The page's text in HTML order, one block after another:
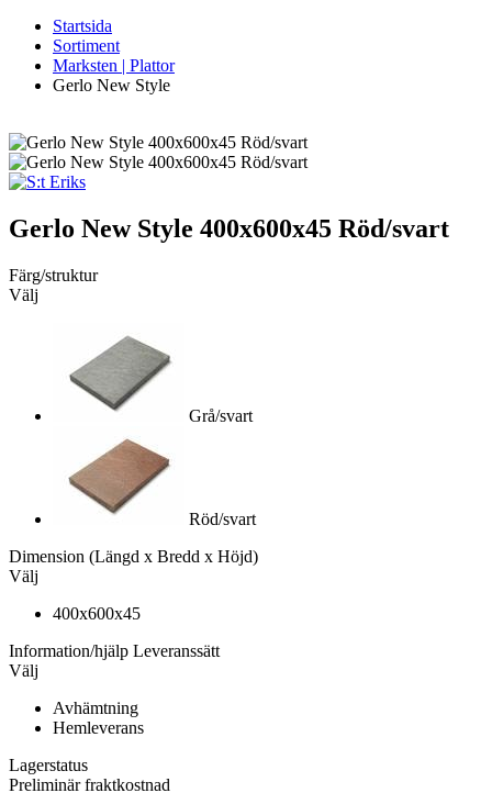
Startsida
Sortiment
Marksten | Plattor
Gerlo New Style
Gerlo New Style 400x600x45 Röd/svart
Färg/struktur
Välj
Grå/svart
Röd/svart
Dimension (Längd x Bredd x Höjd)
Välj
400x600x45
Information/hjälp Leveranssätt
Välj
Avhämtning
Hemleverans
Lagerstatus
Preliminär fraktkostnad